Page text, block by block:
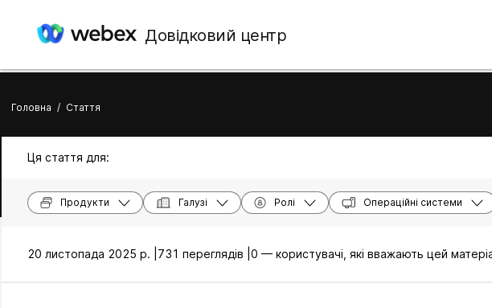
Довідковий центр
Головна / Стаття
Ця стаття для:
Продукти Галузі Ролі Операційні системи
20 листопада 2025 р. | 731 переглядів | 0 — користувачі, які вважають цей